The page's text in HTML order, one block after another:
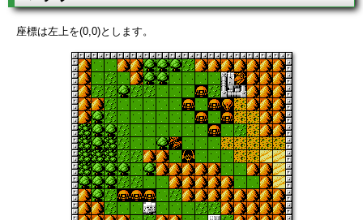
座標は左上を(0,0)とします。